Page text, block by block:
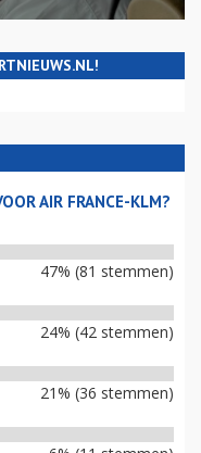
AIR FRANCE-KLM?
47% (81 stemmen)
24% (42 stemmen)
21% (36 stemmen)